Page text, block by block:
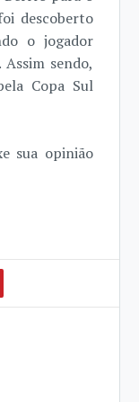
descoberto
o jogador
sendo,
Copa Sul
sua opinião